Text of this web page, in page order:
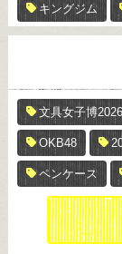
キングジム
文具女子博2026
OKB48
ペンケース